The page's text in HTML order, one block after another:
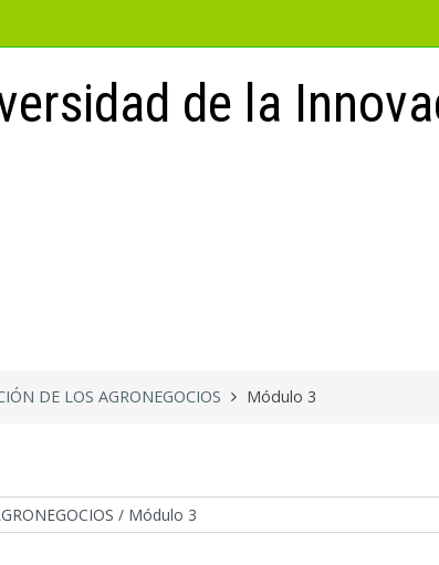
de la
DE LOS AGRONEGOCIOS Módulo 3